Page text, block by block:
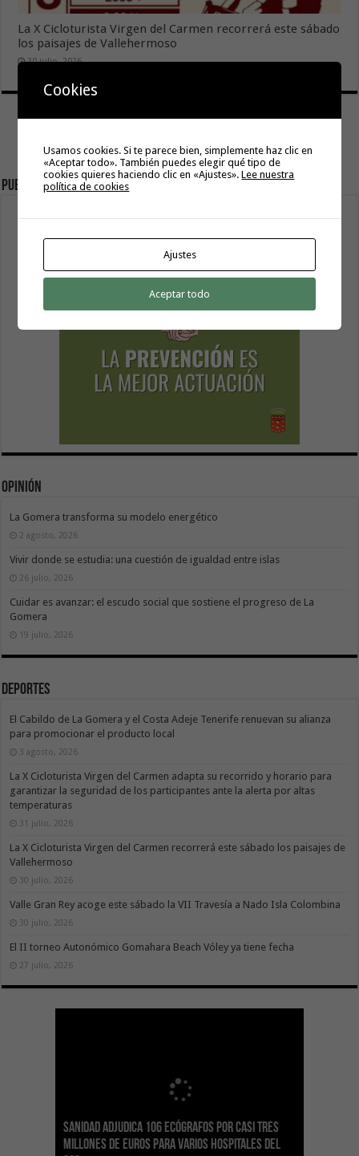
La X Cicloturista Virgen del Carmen recorrerá este sábado
los paisajes de Vallehermoso
30 julio, 2026
Publicidad
Opinión
La Gomera transforma su modelo energético
2 agosto, 2026
Vivir donde se estudia: una cuestión de igualdad entre islas
26 julio, 2026
Cuidar es avanzar: el escudo social que sostiene el progreso de La
Gomera
19 julio, 2026
Deportes
El Cabildo de La Gomera y el Costa Adeje Tenerife renuevan su alianza
para promocionar el producto local
3 agosto, 2026
La X Cicloturista Virgen del Carmen adapta su recorrido y horario para
garantizar la seguridad de los participantes ante la alerta por altas
temperaturas
31 julio, 2026
La X Cicloturista Virgen del Carmen recorrerá este sábado los paisajes de
Vallehermoso
30 julio, 2026
Valle Gran Rey acoge este sábado la VII Travesía a Nado Isla Colombina
30 julio, 2026
El II torneo Autonómico Gomahara Beach Vóley ya tiene fecha
27 julio, 2026
Sanidad adjudica 106 ecógrafos por casi tres
millones de euros para varios hospitales del
Gesplan logra la máxima puntuación en el
Índice de Transparencia de Canarias por cuarto
El Gobierno canario concede ayudas del
POSEICAN-Pesca al sector por valor de 7,09 M€
Transición Ecológica coordina con Ashotel su
adhesión a la Red de Refugios Climáticos de
Visocan incorpora 170 pisos a su parque de
vivienda protegida en régimen de alquiler
Sanidad refuerza la capacidad diagnóstica de
los centros de salud con el impulso de la
Cookies
Usamos cookies. Si te parece bien, simplemente haz clic en
«Aceptar todo». También puedes elegir qué tipo de
cookies quieres haciendo clic en «Ajustes».Lee nuestra
política de cookies
Ajustes
Aceptar todo